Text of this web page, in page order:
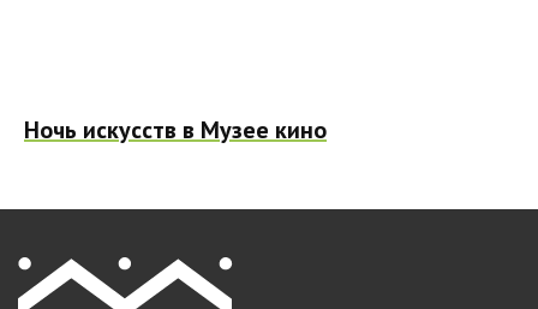
Ночь искусств в Музее кино